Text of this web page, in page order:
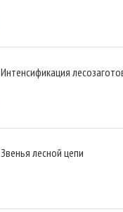
Интенсификация
Звенья лесной цепи